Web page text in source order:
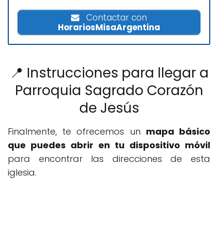
Contactar con
HorariosMisaArgentina
📍 Instrucciones para llegar a
Parroquia Sagrado Corazón
de Jesús
Finalmente, te ofrecemos un mapa básico
que puedes abrir en tu dispositivo móvil
para encontrar las direcciones de esta
iglesia.